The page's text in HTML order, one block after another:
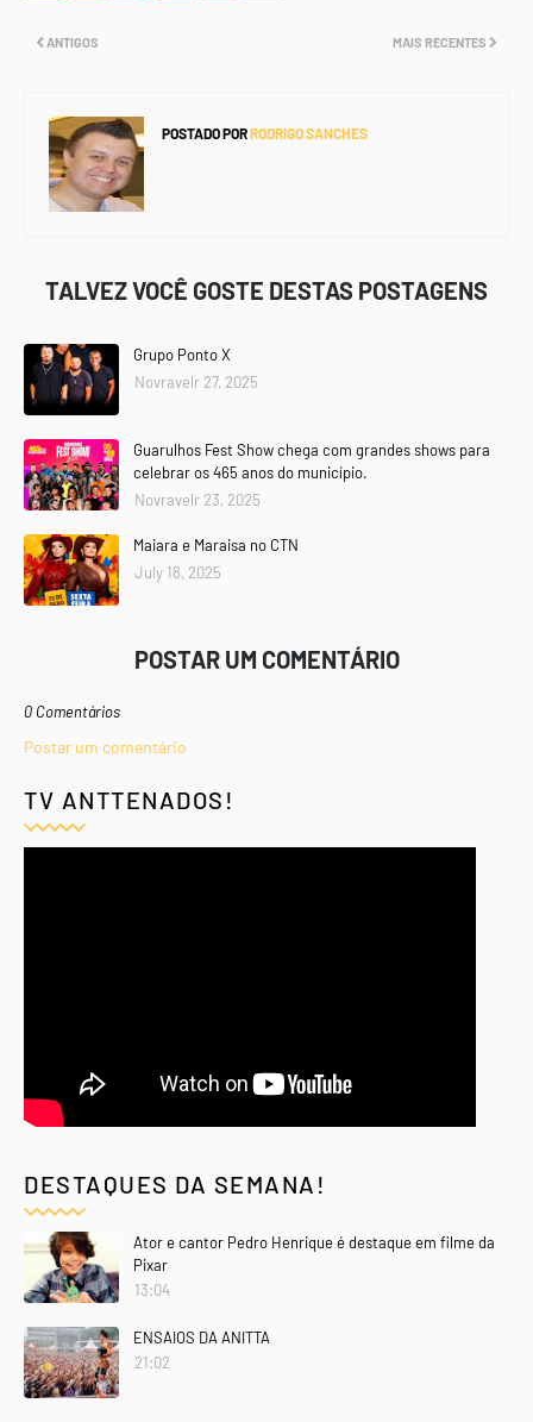
MAIS RECENTES
ANTIGOS
POSTADO PORRODRIGO SANCHES
TALVEZ VOCÊ GOSTE DESTAS POSTAGENS
Grupo Ponto X
Novravelr 27, 2025
Guarulhos Fest Show chega com grandes shows para
celebrar os 465 anos do município.
Novravelr 23, 2025
Maiara e Maraisa no CTN
July 18, 2025
POSTAR UM COMENTÁRIO
0 Comentários
Postar um comentário
TV ANTTENADOS!
DESTAQUES DA SEMANA!
Ator e cantor Pedro Henrique é destaque em filme da
Pixar
13:04
ENSAIOS DA ANITTA
21:02